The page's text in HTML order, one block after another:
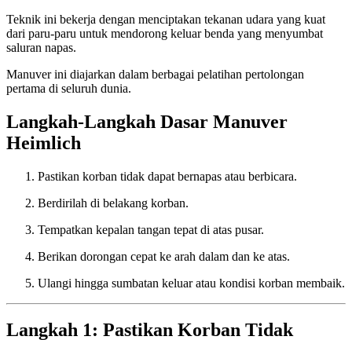
Teknik ini bekerja dengan menciptakan tekanan udara yang kuat
dari paru-paru untuk mendorong keluar benda yang menyumbat
saluran napas.
Manuver ini diajarkan dalam berbagai pelatihan pertolongan
pertama di seluruh dunia.
Langkah-Langkah Dasar Manuver
Heimlich
Pastikan korban tidak dapat bernapas atau berbicara.
Berdirilah di belakang korban.
Tempatkan kepalan tangan tepat di atas pusar.
Berikan dorongan cepat ke arah dalam dan ke atas.
Ulangi hingga sumbatan keluar atau kondisi korban membaik.
Langkah 1: Pastikan Korban Tidak